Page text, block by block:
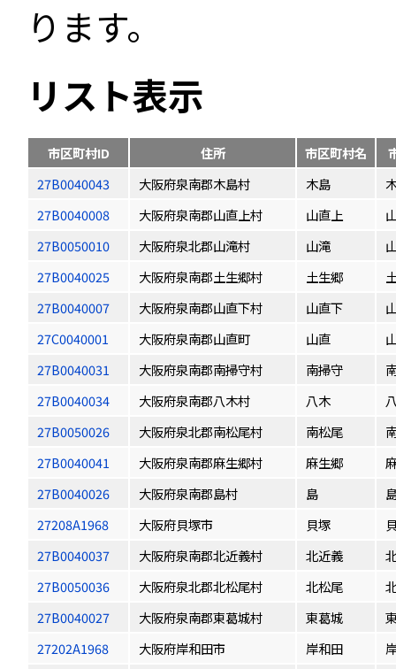
ります。
リスト表示
市区町村ID 住所 市区町村名
27B0040043
大阪府泉南郡木島村 木島
27B0040008
大阪府泉南郡山直上村 山直上
27B0050010
大阪府泉北郡山滝村 山滝
27B0040025
大阪府泉南郡土生郷村 土生郷
27B0040007
大阪府泉南郡山直下村 山直下
27C0040001
大阪府泉南郡山直町 山直
27B0040031
大阪府泉南郡南掃守村 南掃守
27B0040034
大阪府泉南郡八木村 八木
27B0050026
大阪府泉北郡南松尾村 南松尾
27B0040041
大阪府泉南郡麻生郷村 麻生郷
27B0040026
大阪府泉南郡島村 島
27208A1968
大阪府貝塚市 貝塚
27B0040037
大阪府泉南郡北近義村 北近義
27B0050036
大阪府泉北郡北松尾村 北松尾
27B0040027
大阪府泉南郡東葛城村 東葛城
27202A1968
大阪府岸和田市 岸和田